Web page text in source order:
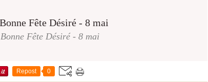
Bonne Fête Désiré - 8 mai
Repost 0